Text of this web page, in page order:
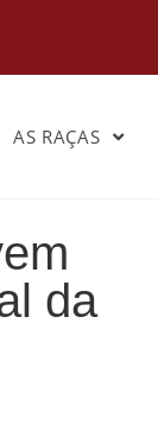
AS RAÇAS
da